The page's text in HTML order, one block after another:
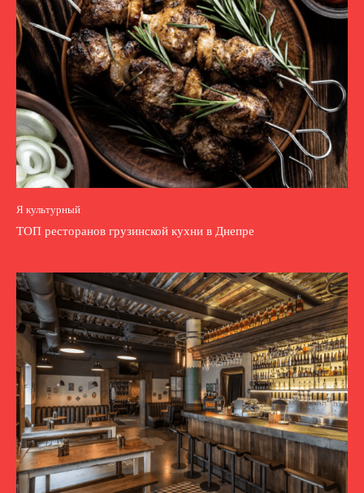
Я культурный
ТОП ресторанов грузинской кухни в Днепре